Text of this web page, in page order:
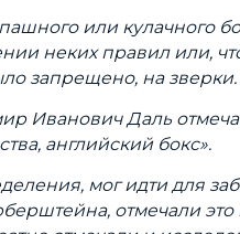
или кулачного
неких правил или,
запрещено, на
Иванович Даль
английский бокс».
мог идти для
отмечали